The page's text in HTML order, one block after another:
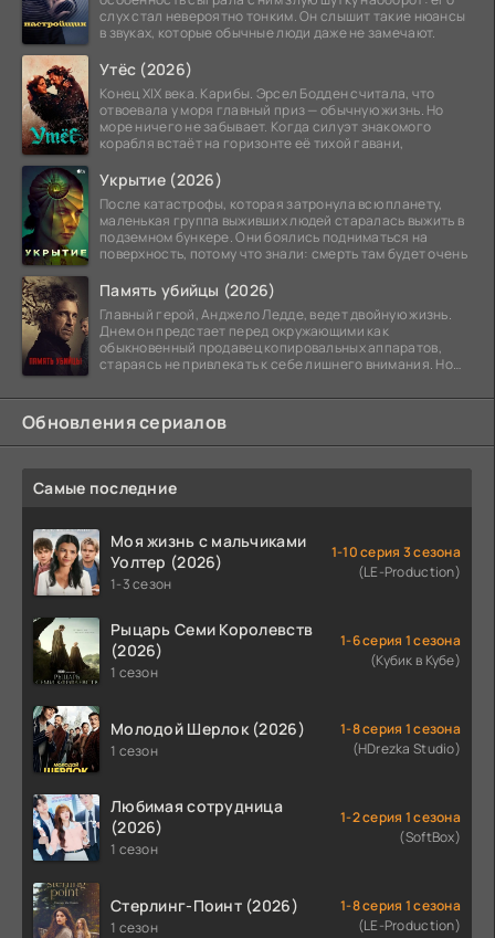
слух стал невероятно тонким. Он слышит такие нюансы
в звуках, которые обычные люди даже не замечают.
Утёс (2026)
Конец XIX века. Карибы. Эрсел Бодден считала, что
отвоевала у моря главный приз — обычную жизнь. Но
море ничего не забывает. Когда силуэт знакомого
корабля встаёт на горизонте её тихой гавани,
Укрытие (2026)
После катастрофы, которая затронула всю планету,
маленькая группа выживших людей старалась выжить в
подземном бункере. Они боялись подниматься на
поверхность, потому что знали: смерть там будет очень
Память убийцы (2026)
Главный герой, Анджело Ледде, ведет двойную жизнь.
Днем он предстает перед окружающими как
обыкновенный продавец копировальных аппаратов,
стараясь не привлекать к себе лишнего внимания. Но
Обновления сериалов
Самые последние
Моя жизнь с мальчиками
Уолтер (2026)
1-3 сезон
1-10 серия 3 сезона
(LE-Production)
Рыцарь Семи Королевств
(2026)
1 сезон
1-6 серия 1 сезона
(Кубик в Кубе)
Молодой Шерлок (2026)
1 сезон
1-8 серия 1 сезона
(HDrezka Studio)
Любимая сотрудница
(2026)
1 сезон
1-2 серия 1 сезона
(SoftBox)
Стерлинг-Поинт (2026)
1 сезон
1-8 серия 1 сезона
(LE-Production)